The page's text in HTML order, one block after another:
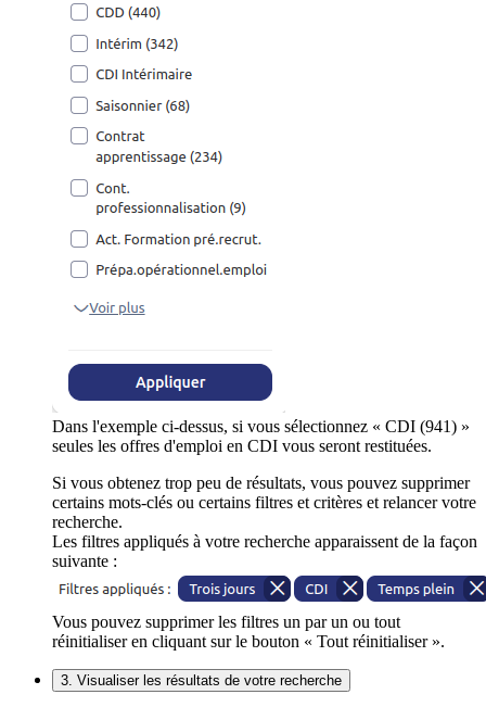
Dans l'exemple ci-dessus, si vous sélectionnez « CDI (941) »
seules les offres d'emploi en CDI vous seront restituées.
Si vous obtenez trop peu de résultats, vous pouvez supprimer
certains mots-clés ou certains filtres et critères et relancer votre
recherche.
Les filtres appliqués à votre recherche apparaissent de la façon
suivante :
Vous pouvez supprimer les filtres un par un ou tout
réinitialiser en cliquant sur le bouton « Tout réinitialiser ».
3. Visualiser les résultats de votre recherche